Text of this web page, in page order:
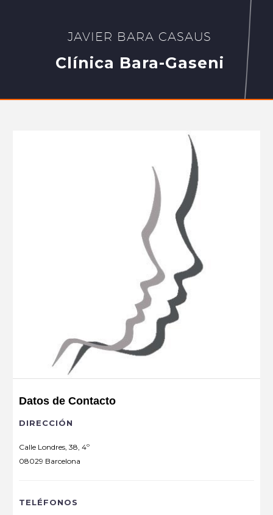
JAVIER BARA CASAUS
Clínica Bara-Gaseni
Datos de Contacto
DIRECCIÓN
Calle Londres, 38, 4º
08029 Barcelona
TELÉFONOS